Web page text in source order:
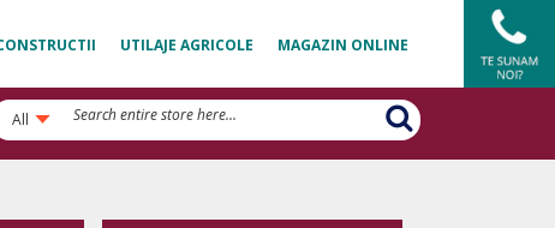
UTILAJE AGRICOLE MAGAZIN ONLINE
All